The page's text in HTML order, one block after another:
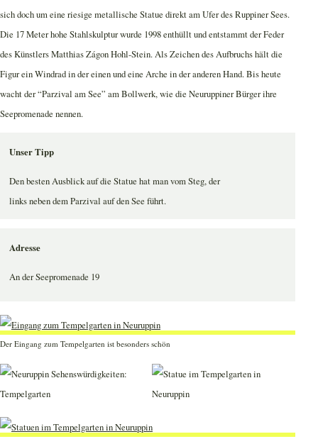
sich doch um eine riesige metallische Statue direkt am Ufer des Ruppiner Sees.
Die 17 Meter hohe Stahlskulptur wurde 1998 enthüllt und entstammt der Feder
des Künstlers Matthias Zágon Hohl-Stein. Als Zeichen des Aufbruchs hält die
Figur ein Windrad in der einen und eine Arche in der anderen Hand. Bis heute
wacht der “Parzival am See” am Bollwerk, wie die Neuruppiner Bürger ihre
Seepromenade nennen.
Unser Tipp
Den besten Ausblick auf die Statue hat man vom Steg, der
links neben dem Parzival auf den See führt.
Adresse
An der Seepromenade 19
Der Eingang zum Tempelgarten ist besonders schön